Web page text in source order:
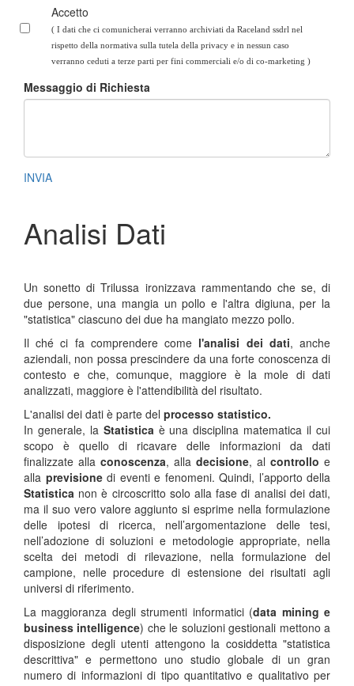
Accetto
( I dati che ci comunicherai verranno archiviati da Raceland ssdrl nel
rispetto della normativa sulla tutela della privacy e in nessun caso
verranno ceduti a terze parti per fini commerciali e/o di co-marketing )
Messaggio di Richiesta
INVIA
Analisi Dati
Un sonetto di Trilussa ironizzava rammentando che se, di
due persone, una mangia un pollo e l'altra digiuna, per la
"statistica" ciascuno dei due ha mangiato mezzo pollo.
Il ché ci fa comprendere come l'analisi dei dati, anche
aziendali, non possa prescindere da una forte conoscenza di
contesto e che, comunque, maggiore è la mole di dati
analizzati, maggiore è l'attendibilità del risultato.
L'analisi dei dati è parte del processo statistico.
In generale, la Statisticaè una disciplina matematica il cui
scopo è quello di ricavare delle informazioni da dati
finalizzate alla conoscenza, alla decisione, al controllo e
alla previsionedi eventi e fenomeni. Quindi, l’apporto della
Statistica non è circoscritto solo alla fase di analisi dei dati,
ma il suo vero valore aggiunto si esprime nella formulazione
delle ipotesi di ricerca, nell’argomentazione delle tesi,
nell’adozione di soluzioni e metodologie appropriate, nella
scelta dei metodi di rilevazione, nella formulazione del
campione, nelle procedure di estensione dei risultati agli
universi di riferimento.
La maggioranza degli strumenti informatici (data mining e
business intelligence) che le soluzioni gestionali mettono a
disposizione degli utenti attengono la cosiddetta "statistica
descrittiva" e permettono uno studio globale di un gran
numero di informazioni di tipo quantitativo e qualitativo per